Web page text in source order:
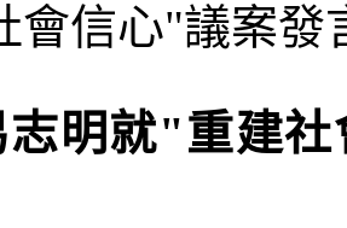
會信心"議案發
明就"重建